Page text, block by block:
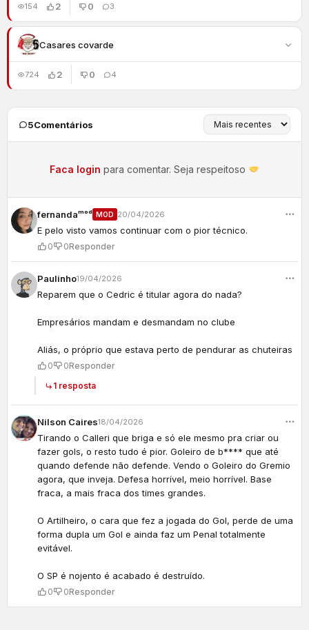
154 2 0 3
Casares covarde
724 2 0 4
5Comentários
Faca login para comentar. Seja respeitoso
fernandaᵐᵒᵈ MOD 20/04/2026
E pelo visto vamos continuar com o pior técnico.
0 0Responder
Paulinho19/04/2026
Reparem que o Cedric é titular agora do nada?
Empresários mandam e desmandam no clube
Aliás, o próprio que estava perto de pendurar as chuteiras
0 0Responder
1 resposta
Nilson Caires18/04/2026
Tirando o Calleri que briga e só ele mesmo pra criar ou
fazer gols, o resto tudo é pior. Goleiro de b**** que até
quando defende não defende. Vendo o Goleiro do Gremio
agora, que inveja. Defesa horrível, meio horrível. Base
fraca, a mais fraca dos times grandes.
O Artilheiro, o cara que fez a jogada do Gol, perde de uma
forma dupla um Gol e ainda faz um Penal totalmente
evitável.
O SP é nojento é acabado é destruído.
0 0Responder